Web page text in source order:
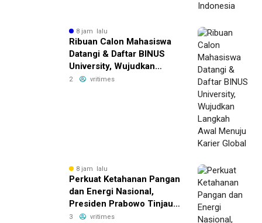
8 jam lalu
Ribuan Calon Mahasiswa
Datangi & Daftar BINUS
University, Wujudkan
Langkah Awal Menuju
2 vritimes
8 jam lalu
Perkuat Ketahanan Pangan
dan Energi Nasional,
Presiden Prabowo Tinjau
Hilirisasi Bioetanol PTPN I
3 vritimes